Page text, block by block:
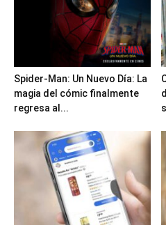
Spider-Man: Un Nuevo Día: La
magia del cómic finalmente
regresa al...